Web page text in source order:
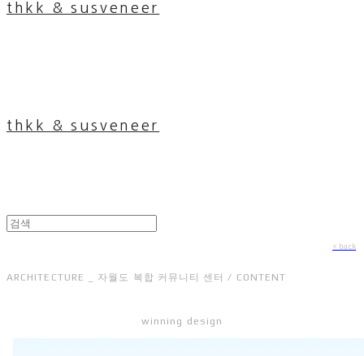
thkk & susveneer
thkk & susveneer
< back
ARCHITECTURE _ 자월도 복합 커뮤니티 센터 / CONTENT
winning design